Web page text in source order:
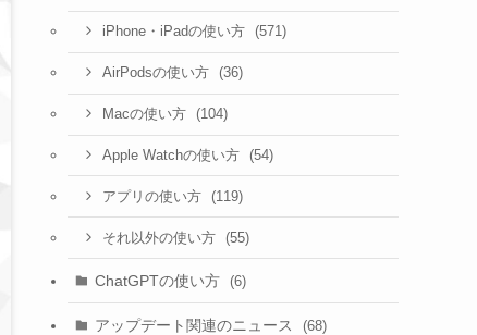
iPhone・iPadの使い方 (571)
AirPodsの使い方 (36)
Macの使い方 (104)
Apple Watchの使い方 (54)
アプリの使い方 (119)
それ以外の使い方 (55)
ChatGPTの使い方 (6)
アップデート関連のニュース (68)